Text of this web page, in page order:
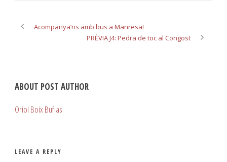
Acompanya’ns amb bus a Manresa!
PRÈVIA J4: Pedra de toc al Congost
ABOUT POST AUTHOR
Oriol Boix Bufias
LEAVE A REPLY